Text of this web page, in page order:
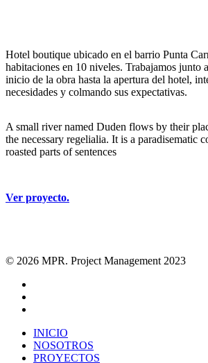
Hotel boutique ubicado en el barrio Punta
habitaciones en 10 niveles. Trabajamos junto
inicio de la obra hasta la apertura del hotel,
necesidades y colmando sus expectativas.
A small river named Duden flows by their
the necessary regelialia. It is a paradisematic
roasted parts of sentences
Ver proyecto.
© 2026 MPR. Project Management 2023
Close
Menu
INICIO
NOSOTROS
PROYECTOS